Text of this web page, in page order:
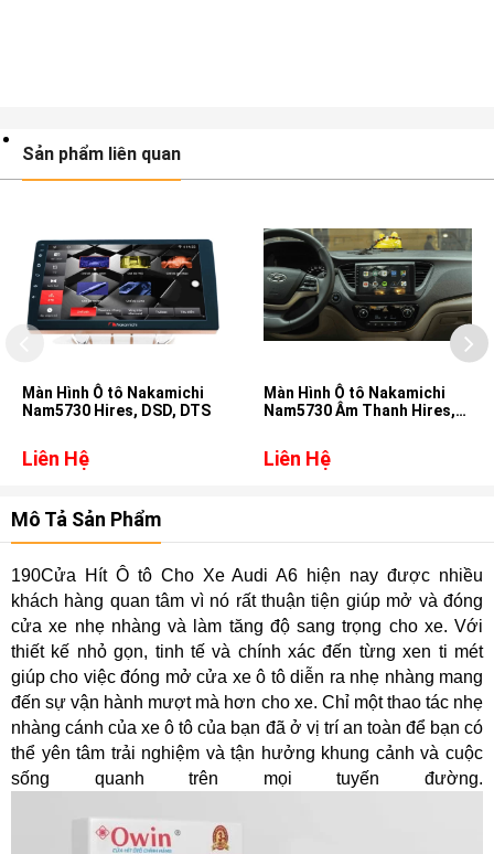
Sản phẩm liên quan
Màn Hình Ô tô Nakamichi
Nam5730 Hires, DSD, DTS
Liên Hệ
Màn Hình Ô tô Nakamichi
Nam5730 Âm Thanh Hires,
Liên Hệ
Mô Tả Sản Phẩm
190Cửa Hít Ô tô Cho Xe Audi A6 hiện nay được nhiều
khách hàng quan tâm vì nó rất thuận tiện giúp mở và đóng
cửa xe nhẹ nhàng và làm tăng độ sang trọng cho xe. Với
thiết kế nhỏ gọn, tinh tế và chính xác đến từng xen ti mét
giúp cho việc đóng mở cửa xe ô tô diễn ra nhẹ nhàng mang
đến sự vận hành mượt mà hơn cho xe. Chỉ một thao tác nhẹ
nhàng cánh của xe ô tô của bạn đã ở vị trí an toàn để bạn có
thể yên tâm trải nghiệm và tận hưởng khung cảnh và cuộc
sống quanh trên mọi tuyến đường.